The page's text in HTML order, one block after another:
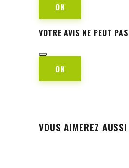
OK
VOTRE AVIS NE PEUT
OK
VOUS AIMEREZ